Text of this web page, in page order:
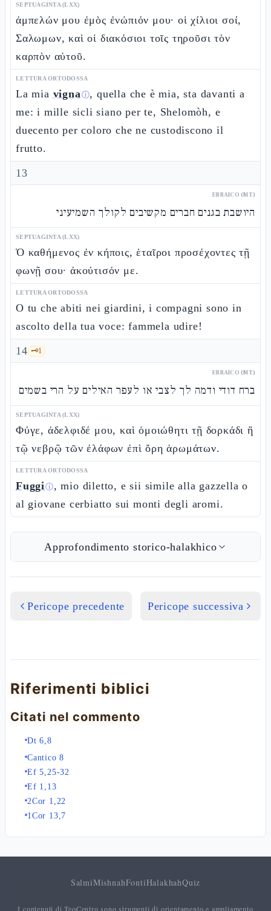
SEPTUAGINTA (LXX)
ἀμπελών μου ἐμὸς ἐνώπιόν μου· οἱ χίλιοι σοί,
Σαλωμων, καὶ οἱ διακόσιοι τοῖς τηροῦσι τὸν
καρπὸν αὐτοῦ.
LETTURA ORTODOSSA
La mia vignaⓘ, quella che è mia, sta davanti a
me: i mille sicli siano per te, Shelomòh, e
duecento per coloro che ne custodiscono il
frutto.
13
EBRAICO (MT)
היושבת בגנים חברים מקשיבים לקולך השמיעיני
SEPTUAGINTA (LXX)
Ὁ καθήμενος ἐν κήποις, ἑταῖροι προσέχοντες τῇ
φωνῇ σου· ἀκούτισόν με.
LETTURA ORTODOSSA
O tu che abiti nei giardini, i compagni sono in
ascolto della tua voce: fammela udire!
14 🗝️1
EBRAICO (MT)
ברח דודי ודמה לך לצבי או לעפר האילים על הרי בשמים
SEPTUAGINTA (LXX)
Φύγε, ἀδελφιδέ μου, καὶ ὁμοιώθητι τῇ δορκάδι ἢ
τῷ νεβρῷ τῶν ἐλάφων ἐπὶ ὄρη ἀρωμάτων.
LETTURA ORTODOSSA
Fuggiⓘ, mio diletto, e sii simile alla gazzella o
al giovane cerbiatto sui monti degli aromi.
Approfondimento storico-halakhico
Pericope precedente Pericope successiva
Riferimenti biblici
Citati nel commento
Dt 6,8
Cantico 8
Ef 5,25-32
Ef 1,13
2Cor 1,22
1Cor 13,7
SalmiMishnahFontiHalakhahQuiz
I contenuti di TeoCentro sono strumenti di orientamento e ampliamento